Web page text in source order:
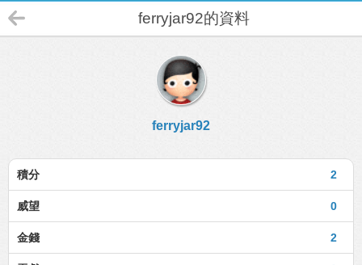
ferryjar92的資料
ferryjar92
2
積分
0
威望
2
金錢